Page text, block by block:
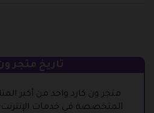
تاريخ متجر
متجر ون كارد واحد من أكبر
المتخصصة في خدمات